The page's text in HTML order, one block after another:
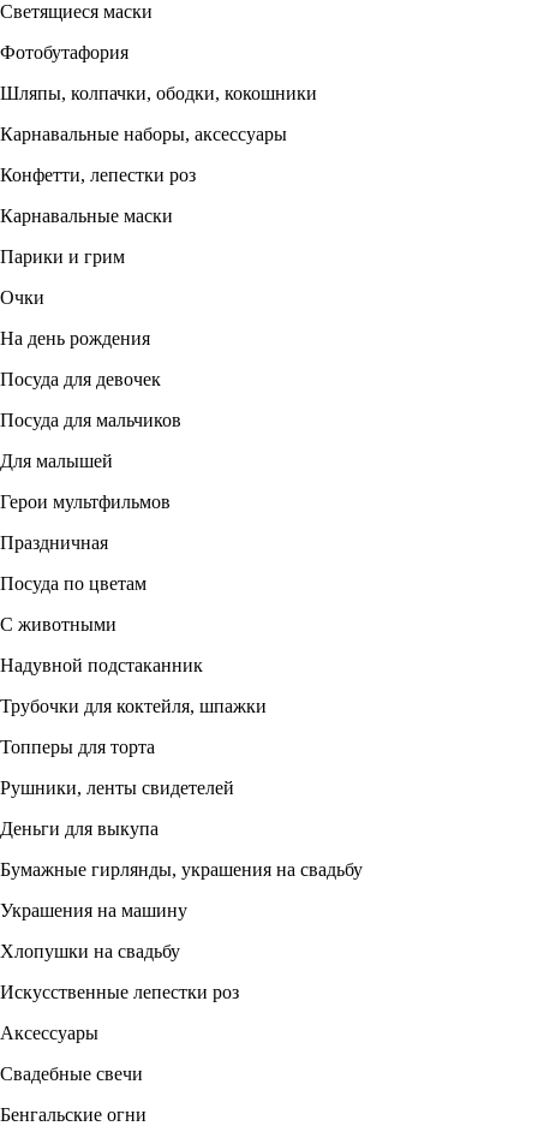
Светящиеся маски
Фотобутафория
Шляпы, колпачки, ободки, кокошники
Карнавальные наборы, аксессуары
Конфетти, лепестки роз
Карнавальные маски
Парики и грим
Очки
На день рождения
Посуда для девочек
Посуда для мальчиков
Для малышей
Герои мультфильмов
Праздничная
Посуда по цветам
С животными
Надувной подстаканник
Трубочки для коктейля, шпажки
Топперы для торта
Рушники, ленты свидетелей
Деньги для выкупа
Бумажные гирлянды, украшения на свадьбу
Украшения на машину
Хлопушки на свадьбу
Искусственные лепестки роз
Аксессуары
Свадебные свечи
Бенгальские огни